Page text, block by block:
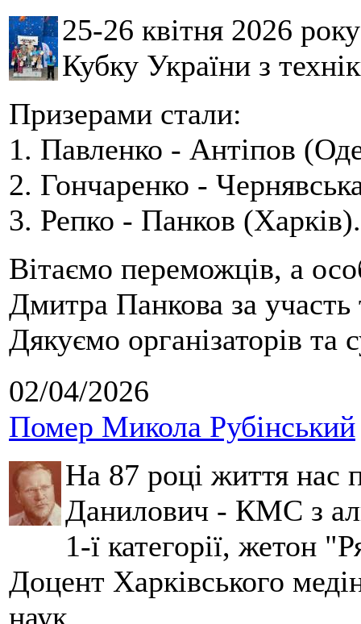
25-26 квітня 2026
Кубку України з
Призерами стали:
1. Павленко - Антіпов
2. Гончаренко -
3. Репко - Панков (Харків).
Вітаємо переможців, а
Дмитра Панкова за
Дякуємо організаторів та
02/04/2026
Помер Микола Рубінський
На 87 році життя нас
Данилович - КМС з
1-ї категорії, жетон
Доцент Харківського
наук.